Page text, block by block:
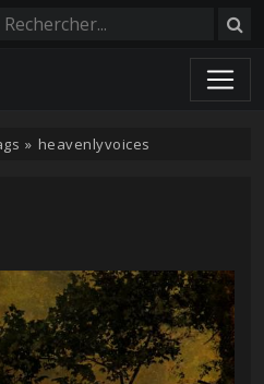
» heavenlyvoices